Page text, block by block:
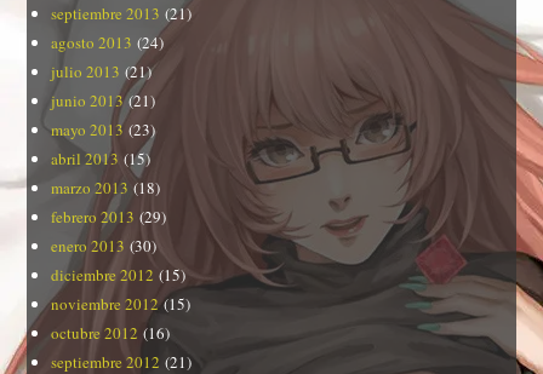
septiembre 2013 (21)
agosto 2013 (24)
julio 2013 (21)
junio 2013(21)
mayo 2013 (23)
abril 2013 (15)
marzo 2013 (18)
febrero 2013 (29)
enero 2013 (30)
diciembre 2012 (15)
noviembre 2012(15)
octubre 2012 (16)
septiembre 2012 (21)